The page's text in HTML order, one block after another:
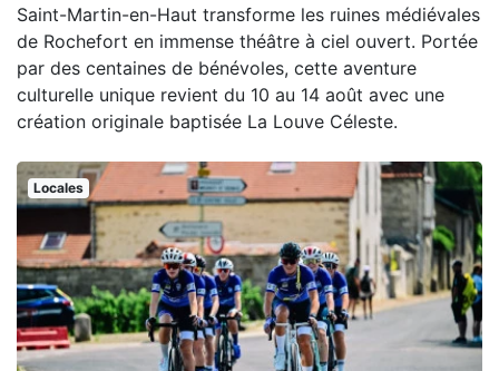
Saint-Martin-en-Haut transforme les ruines médiévales
de Rochefort en immense théâtre à ciel ouvert. Portée
par des centaines de bénévoles, cette aventure
culturelle unique revient du 10 au 14 août avec une
création originale baptisée La Louve Céleste.
Locales